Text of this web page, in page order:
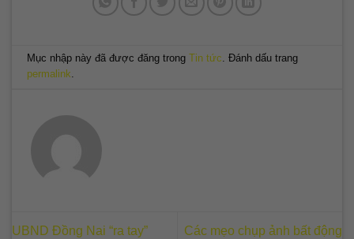
Mục nhập này đã được đăng trongTin tức. Đánh dấu trang
permalink.
UBND Đồng Nai “ra tay”
Các mẹo chụp ảnh bất động